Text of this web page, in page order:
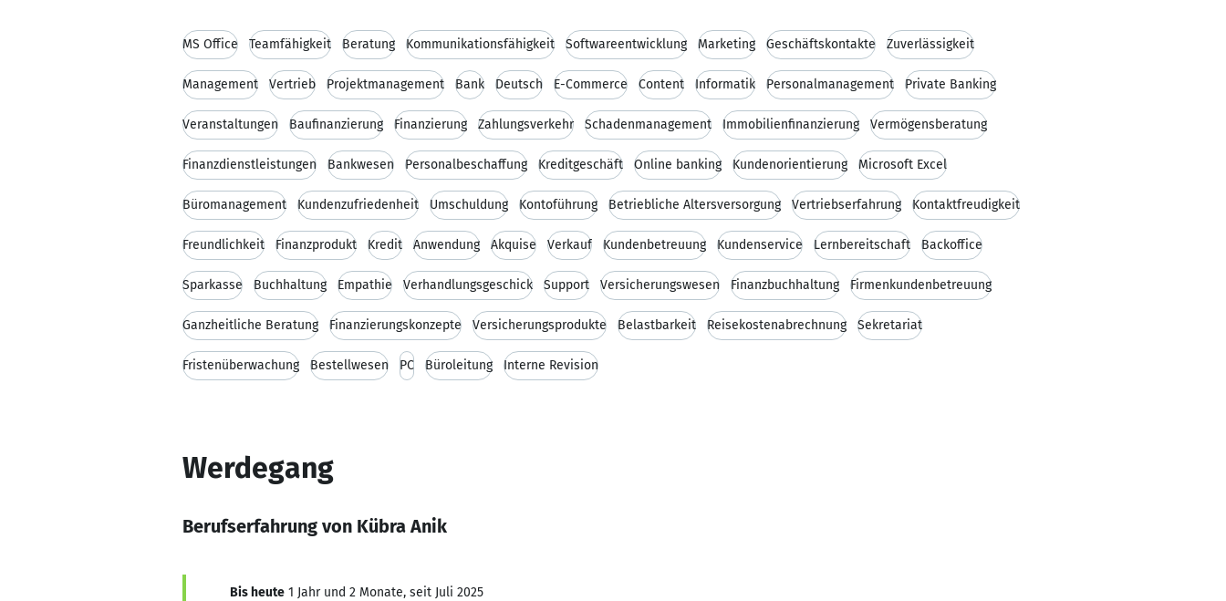
MS Office Teamfähigkeit Beratung Kommunikationsfähigkeit Softwareentwicklung Marketing Geschäftskontakte Zuverlässigkeit
Management Vertrieb Projektmanagement Bank Deutsch E-Commerce Content Informatik Personalmanagement Private Banking
Veranstaltungen Baufinanzierung Finanzierung Zahlungsverkehr Schadenmanagement Immobilienfinanzierung Vermögensberatung
Finanzdienstleistungen Bankwesen Personalbeschaffung Kreditgeschäft Online banking Kundenorientierung Microsoft Excel
Büromanagement Kundenzufriedenheit Umschuldung Kontoführung Betriebliche Altersversorgung Vertriebserfahrung Kontaktfreudigkeit
Freundlichkeit Finanzprodukt Kredit Anwendung Akquise Verkauf Kundenbetreuung Kundenservice Lernbereitschaft Backoffice
Sparkasse Buchhaltung Empathie Verhandlungsgeschick Support Versicherungswesen Finanzbuchhaltung Firmenkundenbetreuung
Ganzheitliche Beratung Finanzierungskonzepte Versicherungsprodukte Belastbarkeit Reisekostenabrechnung Sekretariat
Fristenüberwachung Bestellwesen PC Büroleitung Interne Revision
Werdegang
Berufserfahrung von Kübra Anik
Bis heute 1 Jahr und 2 Monate, seit Juli 2025